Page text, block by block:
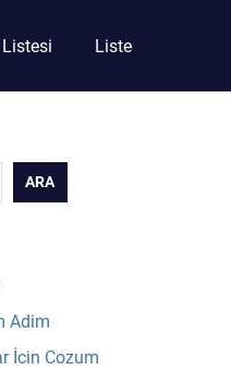
Liste
ARA
Adim
İcin Cozum